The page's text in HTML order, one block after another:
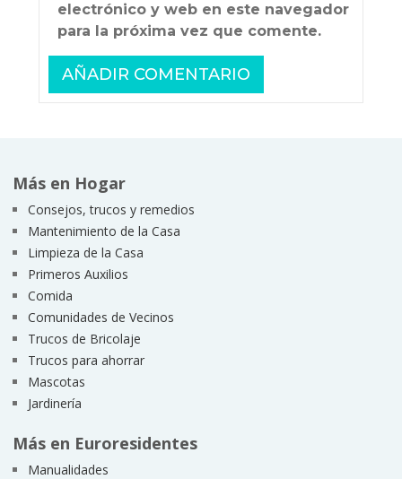
electrónico y web en este navegador
para la próxima vez que comente.
Más en Hogar
Consejos, trucos y remedios
Mantenimiento de la Casa
Limpieza de la Casa
Primeros Auxilios
Comida
Comunidades de Vecinos
Trucos de Bricolaje
Trucos para ahorrar
Mascotas
Jardinería
Más en Euroresidentes
Manualidades